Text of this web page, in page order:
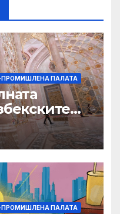
ПРОМИШЛЕНА ПАЛАТА
Лий
ПРОМИШЛЕНА ПАЛАТА